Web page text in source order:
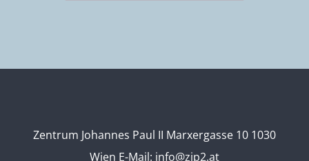
Zentrum Johannes Paul II Marxergasse 10 1030
Wien E-Mail: info@zjp2.at